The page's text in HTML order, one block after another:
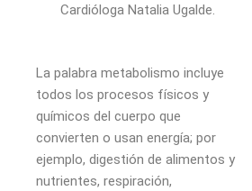
Cardióloga Natalia Ugalde.
La palabra metabolismo incluye
todos los procesos físicos y
químicos del cuerpo que
convierten o usan energía; por
ejemplo, digestión de alimentos y
nutrientes, respiración,